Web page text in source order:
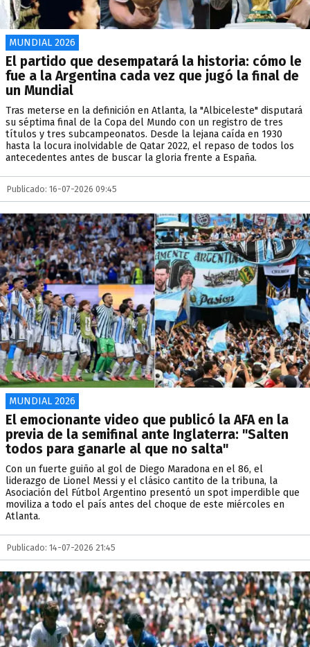
MUNDIAL 2026
El partido que desempatará la historia: cómo le
fue a la Argentina cada vez que jugó la final de
un Mundial
Tras meterse en la definición en Atlanta, la "Albiceleste" disputará
su séptima final de la Copa del Mundo con un registro de tres
títulos y tres subcampeonatos. Desde la lejana caída en 1930
hasta la locura inolvidable de Qatar 2022, el repaso de todos los
antecedentes antes de buscar la gloria frente a España.
Publicado: 16-07-2026 09:45
MUNDIAL 2026
El emocionante video que publicó la AFA en la
previa de la semifinal ante Inglaterra: "Salten
todos para ganarle al que no salta"
Con un fuerte guiño al gol de Diego Maradona en el 86, el
liderazgo de Lionel Messi y el clásico cantito de la tribuna, la
Asociación del Fútbol Argentino presentó un spot imperdible que
moviliza a todo el país antes del choque de este miércoles en
Atlanta.
Publicado: 14-07-2026 21:45